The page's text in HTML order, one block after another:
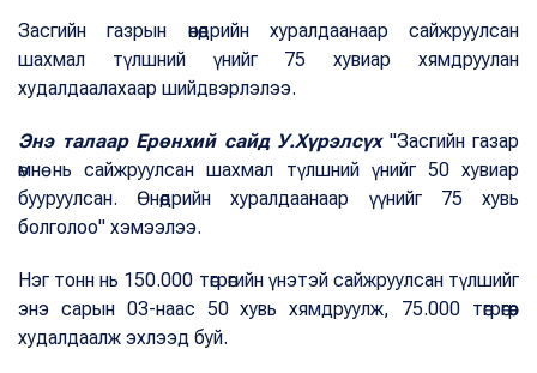
Засгийн газрын өнөөдрийн хуралдаанаар сайжруулсан
шахмал түлшний үнийг 75 хувиар хямдруулан
худалдаалахаар шийдвэрлэлээ.
Энэ талаар Ерөнхий сайд У.Хүрэлсүх"Засгийн газар
өмнө нь сайжруулсан шахмал түлшний үнийг 50 хувиар
бууруулсан. Өнөөдрийн хуралдаанаар үүнийг 75 хувь
болголоо" хэмээлээ.
Нэг тонн нь 150.000 төгрөгийн үнэтэй сайжруулсан түлшийг
энэ сарын 03-наас 50 хувь хямдруулж, 75.000 төгрөгөөр
худалдаалж эхлээд буй.